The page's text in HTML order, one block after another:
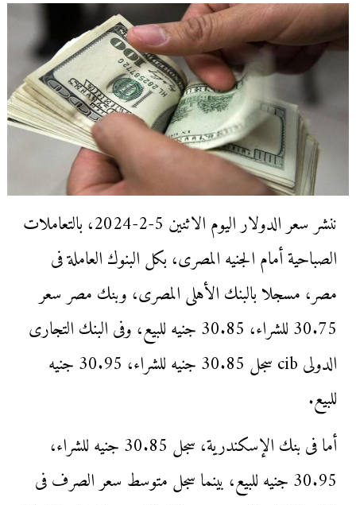
ننشر سعر الدولار اليوم الاثنين 5-2-2024، بالتعاملات
الصباحية أمام الجنيه المصرى، بكل البنوك العاملة فى
مصر، مسجلا بالبنك الأهلى المصرى، وبنك مصر سعر
30.75 للشراء، 30.85 جنيه للبيع، وفى البنك التجارى
الدولى cib سجل 30.85 جنيه للشراء، 30.95 جنيه
للبيع.
أما فى بنك الإسكندرية، سجل 30.85 جنيه للشراء،
30.95 جنيه للبيع، بينما سجل متوسط سعر الصرف فى